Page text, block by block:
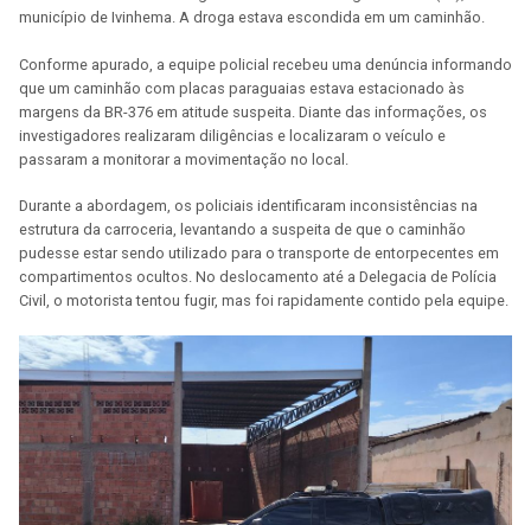
município de Ivinhema. A droga estava escondida em um caminhão.
Conforme apurado, a equipe policial recebeu uma denúncia informando
que um caminhão com placas paraguaias estava estacionado às
margens da BR-376 em atitude suspeita. Diante das informações, os
investigadores realizaram diligências e localizaram o veículo e
passaram a monitorar a movimentação no local.
Durante a abordagem, os policiais identificaram inconsistências na
estrutura da carroceria, levantando a suspeita de que o caminhão
pudesse estar sendo utilizado para o transporte de entorpecentes em
compartimentos ocultos. No deslocamento até a Delegacia de Polícia
Civil, o motorista tentou fugir, mas foi rapidamente contido pela equipe.